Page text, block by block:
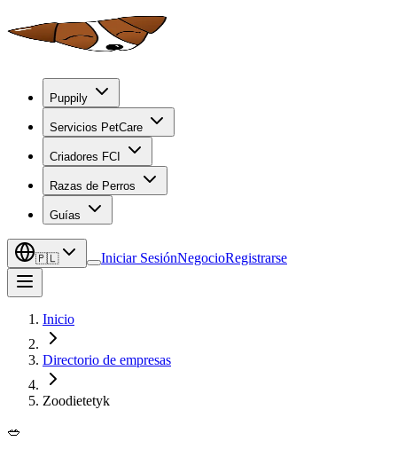
Puppily
Servicios PetCare
Criadores FCI
Razas de Perros
Guías
🇵🇱 Iniciar SesiónNegocioRegistrarse
Inicio
Directorio de empresas
Zoodietetyk
🥗